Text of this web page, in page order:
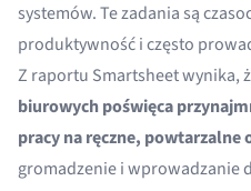
systemów. Te zadania są
produktywność i często
Z raportu Smartsheetwynika,
biurowych poświęca
pracy na ręczne, powtarzalne
gromadzenie i wprowadzanie